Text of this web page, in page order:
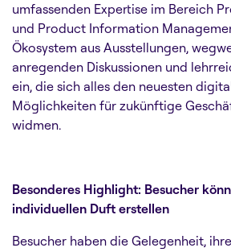
umfassenden Expertise im Bereich
und Product Information
Ökosystem aus Ausstellungen,
anregenden Diskussionen und
ein, die sich alles den neuesten
Möglichkeiten für zukünftige
widmen.
Besonderes Highlight: Besucher
individuellen Duft erstellen
Besucher haben die Gelegenheit,